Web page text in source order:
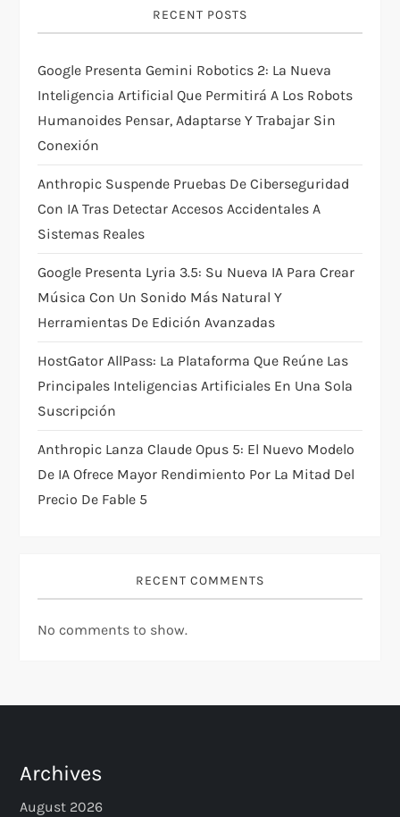
a
t
i
o
n
RECENT POSTS
Google Presenta Gemini Robotics 2: La Nueva
Inteligencia Artificial Que Permitirá A Los Robots
Humanoides Pensar, Adaptarse Y Trabajar Sin
Conexión
Anthropic Suspende Pruebas De Ciberseguridad
Con IA Tras Detectar Accesos Accidentales A
Sistemas Reales
Google Presenta Lyria 3.5: Su Nueva IA Para Crear
Música Con Un Sonido Más Natural Y
Herramientas De Edición Avanzadas
HostGator AllPass: La Plataforma Que Reúne Las
Principales Inteligencias Artificiales En Una Sola
Suscripción
Anthropic Lanza Claude Opus 5: El Nuevo Modelo
De IA Ofrece Mayor Rendimiento Por La Mitad Del
Precio De Fable 5
RECENT COMMENTS
No comments to show.
Archives
August 2026